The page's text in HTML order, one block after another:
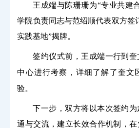
王成端与陈珊珊为“专业共建
学院负责同志与范绍顺代表双方签
实践基地”揭牌。
签约仪式前，王成端一行到
中心进行考察，详细了解了奎文
验。
下一步，双方将以本次签约
通与交流，建立长效合作机制，